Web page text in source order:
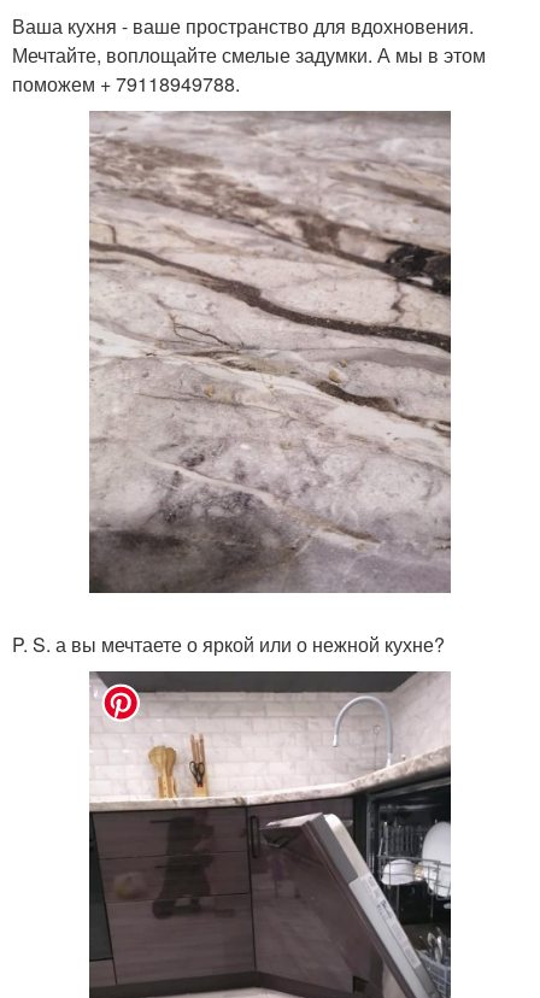
Ваша кухня - ваше пространство для вдохновения.
Мечтайте, воплощайте смелые задумки. А мы в этом
поможем + 79118949788.
P. S. а вы мечтаете о яркой или о нежной кухне?